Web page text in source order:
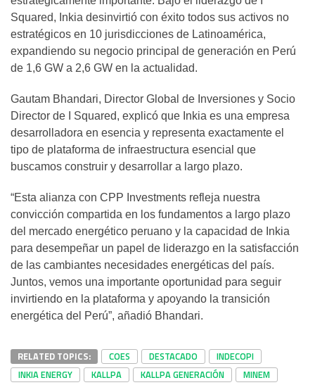
Squared, Inkia desinvirtió con éxito todos sus activos no
estratégicos en 10 jurisdicciones de Latinoamérica,
expandiendo su negocio principal de generación en Perú
de 1,6 GW a 2,6 GW en la actualidad.
Gautam Bhandari, Director Global de Inversiones y Socio
Director de I Squared, explicó que Inkia es una empresa
desarrolladora en esencia y representa exactamente el
tipo de plataforma de infraestructura esencial que
buscamos construir y desarrollar a largo plazo.
“Esta alianza con CPP Investments refleja nuestra
convicción compartida en los fundamentos a largo plazo
del mercado energético peruano y la capacidad de Inkia
para desempeñar un papel de liderazgo en la satisfacción
de las cambiantes necesidades energéticas del país.
Juntos, vemos una importante oportunidad para seguir
invirtiendo en la plataforma y apoyando la transición
energética del Perú”, añadió Bhandari.
RELATED TOPICS: COES DESTACADO
INDECOPI
INKIA ENERGY
KALLPA KALLPA GENERACIÓN
MINEM